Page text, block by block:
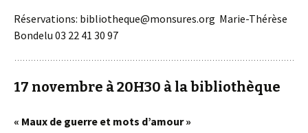
Réservations: bibliotheque@monsures.org Marie-Thérèse
Bondelu 03 22 41 30 97
17 novembre à 20H30 à la bibliothèque
« Maux de guerre et mots d’amour »